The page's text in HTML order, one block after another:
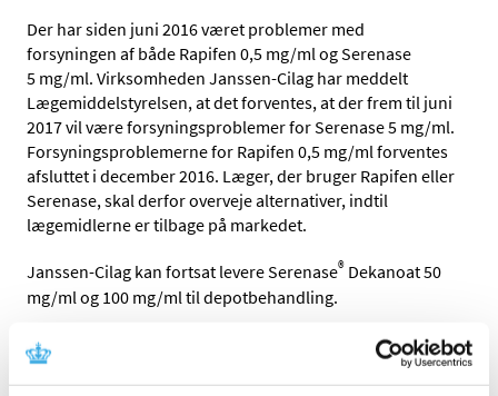
Der har siden juni 2016 været problemer med
forsyningen af både Rapifen 0,5 mg/ml og Serenase
5 mg/ml. Virksomheden Janssen-Cilag har meddelt
Lægemiddelstyrelsen, at det forventes, at der frem til juni
2017 vil være forsyningsproblemer for Serenase 5 mg/ml.
Forsyningsproblemerne for Rapifen 0,5 mg/ml forventes
afsluttet i december 2016. Læger, der bruger Rapifen eller
Serenase, skal derfor overveje alternativer, indtil
lægemidlerne er tilbage på markedet.
Janssen-Cilag kan fortsat levere Serenase® Dekanoat 50
mg/ml og 100 mg/ml til depotbehandling.
Fakta om Rapifen 0,5 mg/ml og Serenase
5 mg/ml